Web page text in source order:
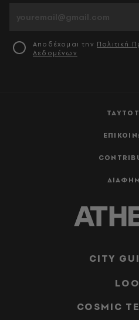
Αποδέχομαι την Πολιτική
Δεδομένων
CITY
COSMIC